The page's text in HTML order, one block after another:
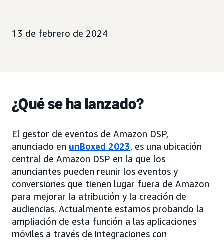
13 de febrero de 2024
¿Qué se ha lanzado?
El gestor de eventos de Amazon DSP,
anunciado en unBoxed 2023, es una ubicación
central de Amazon DSP en la que los
anunciantes pueden reunir los eventos y
conversiones que tienen lugar fuera de Amazon
para mejorar la atribución y la creación de
audiencias. Actualmente estamos probando la
ampliación de esta función a las aplicaciones
móviles a través de integraciones con